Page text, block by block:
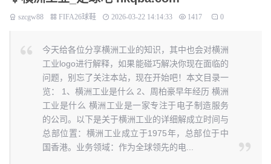
szcgw88 FIFA26球鞋 2026-03-22 14:14:33 1417 0
今天给各位分享横洲工业的知识，其中也会对横洲
工业logo进行解释，如果能碰巧解决你现在面临的
问题，别忘了关注本站，现在开始吧！本文目录一
览： 1、横洲工业是什么 2、周柏豪早年经历 横洲
工业是什么 横洲工业是一家专注于电子制造服务
的公司。以下是关于横洲工业的详细解成立时间与
总部位置：横洲工业成立于1975年，总部位于中
国香港。业务领域：作为全球领先的电...